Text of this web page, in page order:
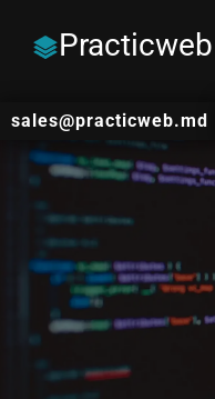
Practicweb
sales@practicweb.md